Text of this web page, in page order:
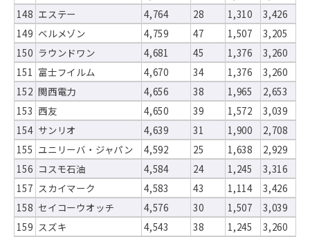
148 エステー 4,764 28 1,310
3,426
149 ベルメゾン 4,759 47 1,507
3,205
150 ラウンドワン 4,681 45 1,376
3,260
151 富士フイルム 4,670 34 1,376
3,260
152 関西電力 4,656 38 1,965
2,653
153 西友 4,650 39 1,572
3,039
154 サンリオ 4,639 31 1,900
2,708
155 ユニリーバ・ジャパン 4,592 25 1,638
2,929
156 コスモ石油 4,584 24 1,245
3,316
157 スカイマーク 4,583 43 1,114
3,426
158 セイコーウオッチ 4,576 30 1,507
3,039
159 スズキ 4,543 38 1,245
3,260